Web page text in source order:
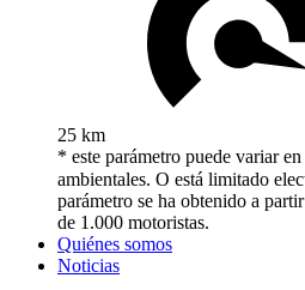
25 km
* este parámetro puede variar
ambientales. O está limitado
parámetro se ha obtenido a
de 1.000 motoristas.
Quiénes somos
Noticias